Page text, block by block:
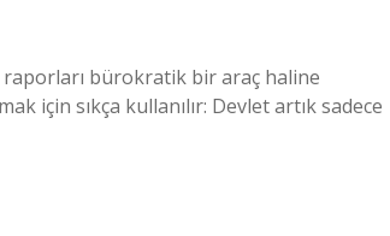
raporları bürokratik bir araç haline
için sıkça kullanılır: Devlet artık sadece